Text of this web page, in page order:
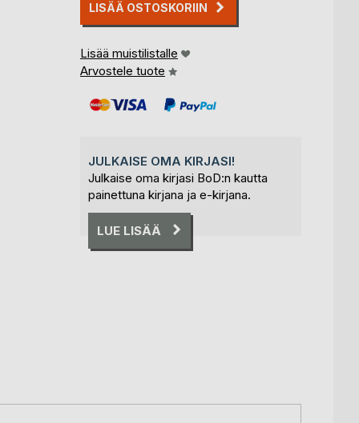
LISÄÄ OSTOSKORIIN
Lisää muistilistalle
Arvostele tuote
JULKAISE OMA KIRJASI!
Julkaise oma kirjasi BoD:n kautta
painettuna kirjana ja e-kirjana.
LUE LISÄÄ